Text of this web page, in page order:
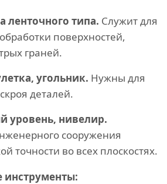
типа. Служит для
поверхностей,
граней.
угольник. Нужны для
деталей.
уровень, нивелир.
сооружения
точности во всех плоскостях.
инструменты: